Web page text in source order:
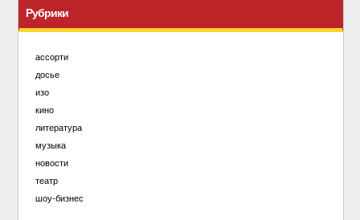
Рубрики
ассорти
досье
изо
кино
литература
музыка
новости
театр
шоу-бизнес